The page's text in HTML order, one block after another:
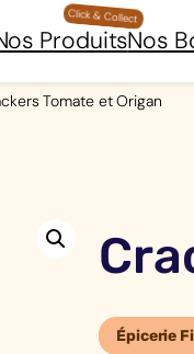
ProduitsNos
Tomate et Origan
Épicerie